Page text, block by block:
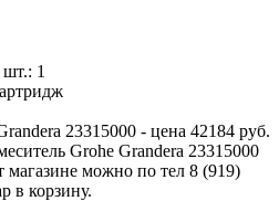
шт.: 1
23315000 - цена 42184 руб.
Grohe Grandera 23315000
можно по тел 8 (919)
в корзину.